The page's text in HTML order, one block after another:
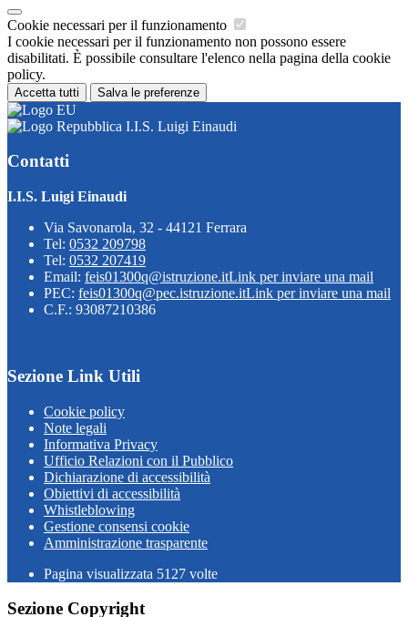
Cookie necessari per il funzionamento
I cookie necessari per il funzionamento non possono essere
disabilitati. È possibile consultare l'elenco nella pagina della cookie
policy.
Accetta tutti Salva le preferenze
I.I.S. Luigi Einaudi
Contatti
I.I.S. Luigi Einaudi
Via Savonarola, 32 - 44121 Ferrara
Tel: 0532 209798
Tel: 0532 207419
Email: feis01300q@istruzione.itLink per inviare una mail
PEC: feis01300q@pec.istruzione.itLink per inviare una mail
C.F.: 93087210386
Sezione Link Utili
Cookie policy
Note legali
Informativa Privacy
Ufficio Relazioni con il Pubblico
Dichiarazione di accessibilità
Obiettivi di accessibilità
Whistleblowing
Gestione consensi cookie
Amministrazione trasparente
Pagina visualizzata 5127 volte
Sezione Copyright